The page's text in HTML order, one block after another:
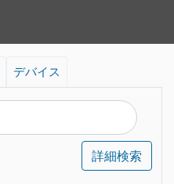
デバイス
詳細検索